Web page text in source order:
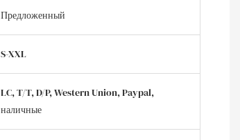
Предложенный
S-XXL
LC, T/T, D/P, Western Union, Paypal,
наличные